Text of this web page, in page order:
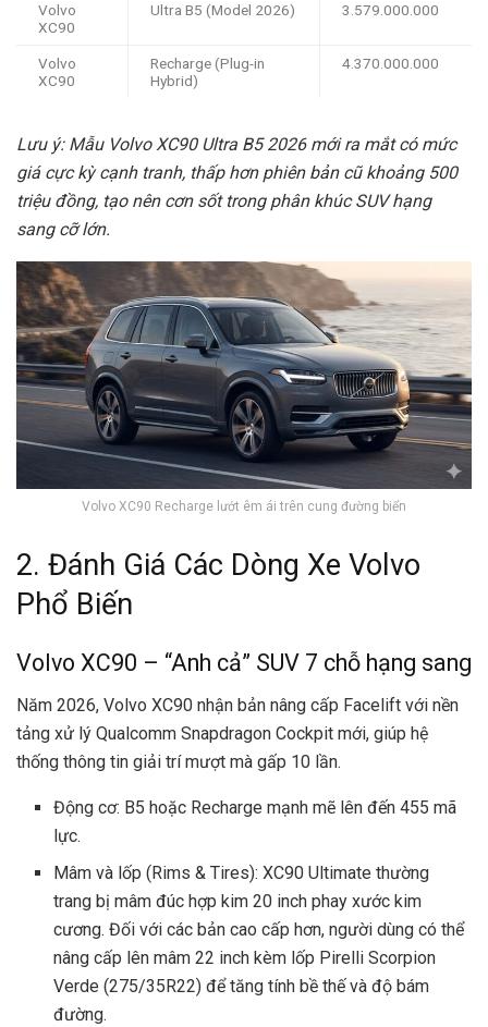
Volvo
XC90
Ultra B5 (Model 2026) 3.579.000.000
Volvo
XC90
Recharge (Plug-in
Hybrid)
4.370.000.000
Lưu ý: Mẫu Volvo XC90 Ultra B5 2026 mới ra mắt có mức
giá cực kỳ cạnh tranh, thấp hơn phiên bản cũ khoảng 500
triệu đồng, tạo nên cơn sốt trong phân khúc SUV hạng
sang cỡ lớn.
Volvo XC90 Recharge lướt êm ái trên cung đường biển
2. Đánh Giá Các Dòng Xe Volvo
Phổ Biến
Volvo XC90 – “Anh cả” SUV 7 chỗ hạng sang
Năm 2026, Volvo XC90 nhận bản nâng cấp Facelift với nền
tảng xử lý Qualcomm Snapdragon Cockpit mới, giúp hệ
thống thông tin giải trí mượt mà gấp 10 lần.
Động cơ: B5 hoặc Recharge mạnh mẽ lên đến 455 mã
lực.
Mâm và lốp (Rims & Tires): XC90 Ultimate thường
trang bị mâm đúc hợp kim 20 inch phay xước kim
cương. Đối với các bản cao cấp hơn, người dùng có thể
nâng cấp lên mâm 22 inch kèm lốp Pirelli Scorpion
Verde (275/35R22) để tăng tính bề thế và độ bám
đường.